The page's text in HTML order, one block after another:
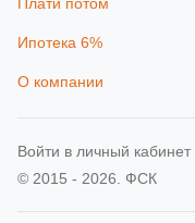
Ипотека 6%
О компании
© 2015 - 2026. ФСК
Войти в личный кабинет